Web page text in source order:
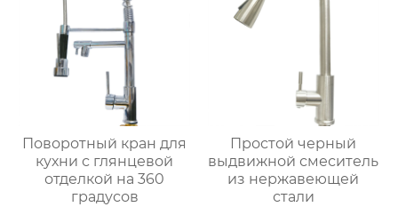
Поворотный кран для
кухни с глянцевой
отделкой на 360
градусов
Простой черный
выдвижной смеситель
из нержавеющей
стали